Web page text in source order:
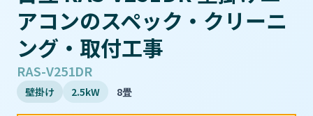
アコンのスペック・クリーニ
ング・取付工事
RAS-V251DR
壁掛け 2.5kW 8畳